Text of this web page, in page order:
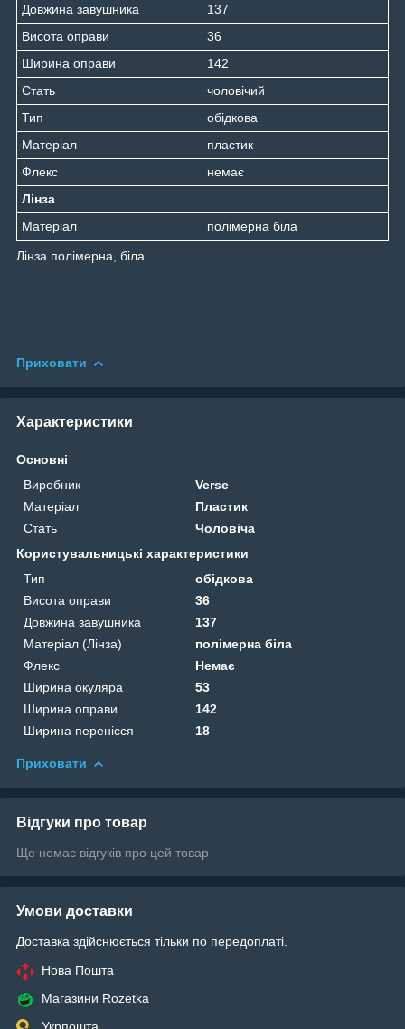
Довжина завушника
137
Висота оправи
36
Ширина оправи
142
Стать
чоловічий
Тип
обідкова
Матеріал
пластик
Флекс
немає
Лінза
Матеріал
полімерна біла
Лінза полімерна, біла.
Приховати
Характеристики
Основні
Виробник
Verse
Матеріал
Пластик
Стать
Чоловіча
Користувальницькі характеристики
Тип
обідкова
Висота оправи
36
Довжина завушника
137
Матеріал (Лінза)
полімерна біла
Флекс
Немає
Ширина окуляра
53
Ширина оправи
142
Ширина перенісся
18
Приховати
Відгуки про товар
Ще немає відгуків про цей товар
Умови доставки
Доставка здійснюється тільки по передоплаті.
Нова Пошта
Магазини Rozetka
Укрпошта